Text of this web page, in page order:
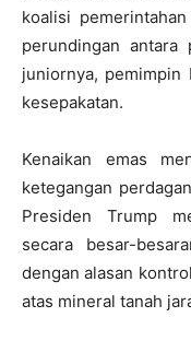
koalisi
perundingan antara
juniornya, pemimpin
kesepakatan.
Kenaikan emas
ketegangan
Presiden Trump
secara besar-
dengan alasan
atas mineral tanah